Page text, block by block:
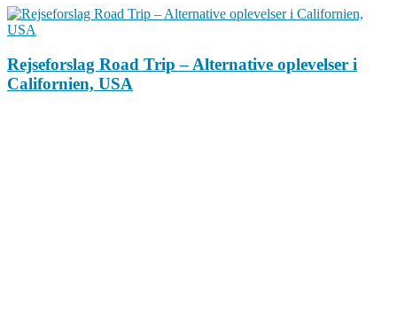
Rejseforslag Road Trip – Alternative oplevelser i
Californien, USA